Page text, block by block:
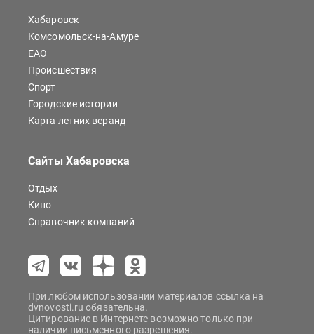
Хабаровск
Комсомольск-на-Амуре
ЕАО
Происшествия
Спорт
Городские истории
Карта летних веранд
Сайты Хабаровска
Отдых
Кино
Справочник компаний
При любом использовании материалов ссылка на
dvnovosti.ru обязательна.
Цитирование в Интернете возможно только при
наличии письменного разрешения.